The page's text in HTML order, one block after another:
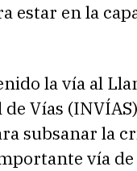
estar en la
la vía al
Vías
subsanar la
vía